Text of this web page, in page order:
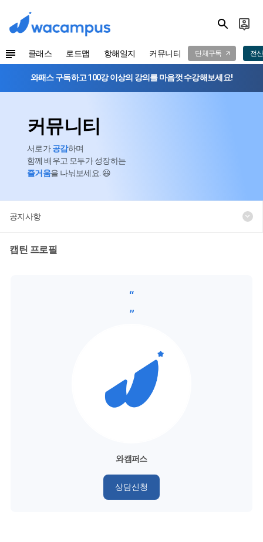
클래스 로드맵 항해일지 커뮤니티 단체구독 전
와패스 구독하고 100강 이상의 강의를 마음껏 수강해보세요!
커뮤니티
서로가공감하며
함께 배우고 모두가 성장하는
즐거움을 나눠보세요. 😃
공지사항
캡틴 프로필
와캠퍼스
상담신청
“
”